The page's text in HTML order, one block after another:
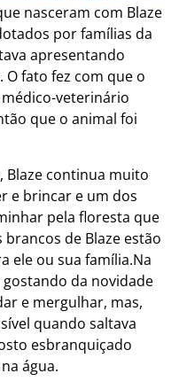
nasceram com Blaze
por famílias da
apresentando
fato fez com que o
veterinário
que o animal foi
Blaze continua muito
e brincar e um dos
pela floresta que
brancos de Blaze estão
ele ou sua família.Na
da novidade
e mergulhar, mas,
quando saltava
esbranquiçado
água.